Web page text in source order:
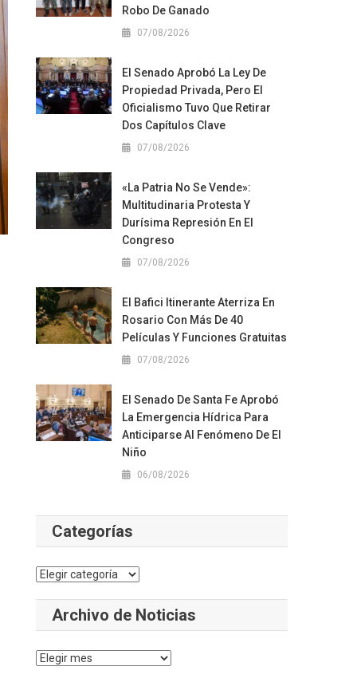
Robo De Ganado
07/08/2026
El Senado Aprobó La Ley De
Propiedad Privada, Pero El
Oficialismo Tuvo Que Retirar
Dos Capítulos Clave
07/08/2026
«La Patria No Se Vende»:
Multitudinaria Protesta Y
Durísima Represión En El
Congreso
07/08/2026
El Bafici Itinerante Aterriza En
Rosario Con Más De 40
Películas Y Funciones Gratuitas
07/08/2026
El Senado De Santa Fe Aprobó
La Emergencia Hídrica Para
Anticiparse Al Fenómeno De El
Niño
06/08/2026
Categorías
Categorías
Archivo de Noticias
Archivo